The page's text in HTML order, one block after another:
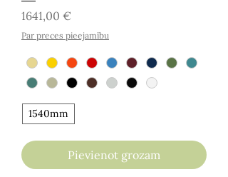
Cena
1641,00 €
Par preces pieejamību
1540mm
Pievienot grozam